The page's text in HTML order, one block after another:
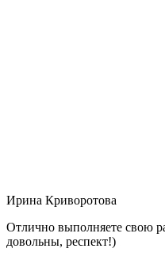
Ирина Криворотова
Отлично выполняете свою
довольны, респект!)